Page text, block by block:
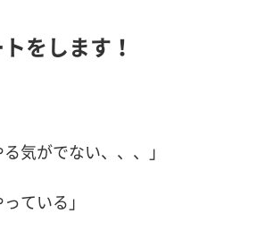
をします！
気がでない、、、」
ている」